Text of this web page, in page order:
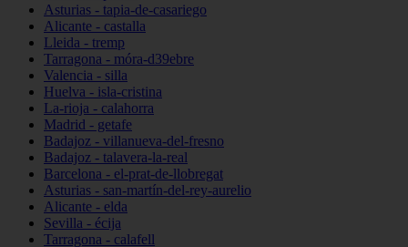
Asturias - tapia-de-casariego
Alicante - castalla
Lleida - tremp
Tarragona - móra-d39ebre
Valencia - silla
Huelva - isla-cristina
La-rioja - calahorra
Madrid - getafe
Badajoz - villanueva-del-fresno
Badajoz - talavera-la-real
Barcelona - el-prat-de-llobregat
Asturias - san-martín-del-rey-aurelio
Alicante - elda
Sevilla - écija
Tarragona - calafell